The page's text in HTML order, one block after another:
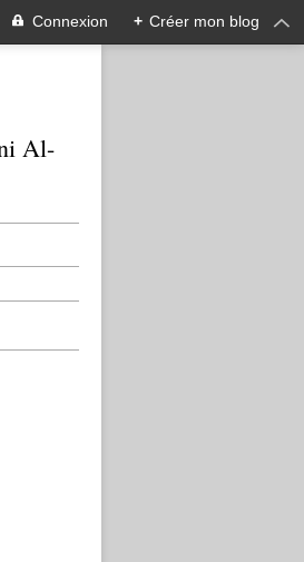
Connexion + Créer mon blog
Al-